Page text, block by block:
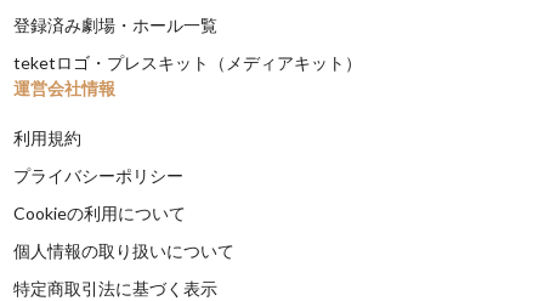
登録済み劇場・ホール一覧
teketロゴ・プレスキット（メディアキット）
運営会社情報
利用規約
プライバシーポリシー
Cookieの利用について
個人情報の取り扱いについて
特定商取引法に基づく表示